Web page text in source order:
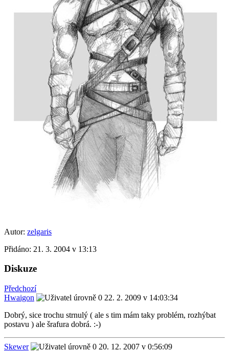
Autor: zelgaris
Přidáno: 21. 3. 2004 v 13:13
Diskuze
Předchozí
Hwaigon
22. 2. 2009 v 14:03:34
Dobrý, sice trochu strnulý ( ale s tim mám taky problém, rozhýbat
postavu ) ale šrafura dobrá. :-)
Skewer
20. 12. 2007 v 0:56:09